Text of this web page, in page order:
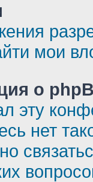
мои
о
эту
нет